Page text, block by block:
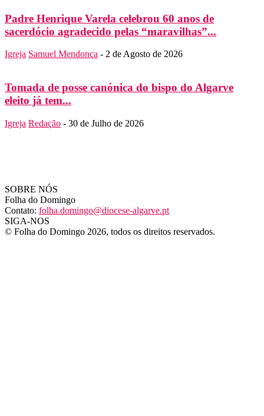
Padre Henrique Varela celebrou 60 anos de
sacerdócio agradecido pelas “maravilhas”...
Igreja Samuel Mendonça - 2 de Agosto de 2026
Tomada de posse canónica do bispo do Algarve
eleito já tem...
Igreja Redação - 30 de Julho de 2026
SOBRE NÓS
Folha do Domingo
Contato: folha.domingo@diocese-algarve.pt
SIGA-NOS
© Folha do Domingo 2026, todos os direitos reservados.